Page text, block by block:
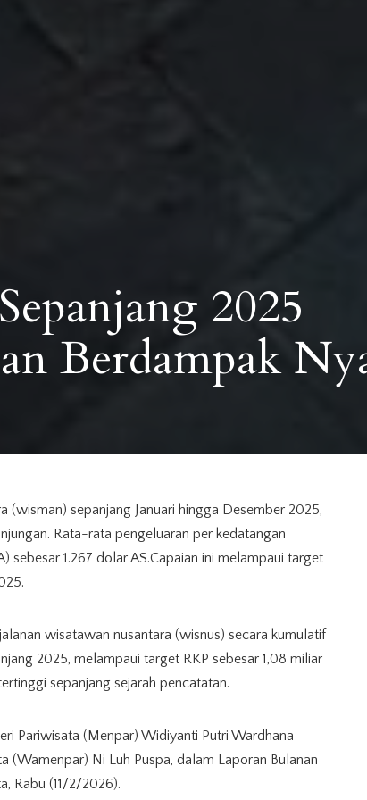
2025
Berdampak
(wisman) sepanjang Januari hingga Desember 2025,
Rata-rata pengeluaran per kedatangan
sebesar 1.267 dolar AS.Capaian ini melampaui target
wisatawan nusantara (wisnus) secara kumulatif
2025, melampaui target RKP sebesar 1,08 miliar
sepanjang sejarah pencatatan.
Pariwisata (Menpar) Widiyanti Putri Wardhana
(Wamenpar) Ni Luh Puspa, dalam Laporan Bulanan
Rabu (11/2/2026).